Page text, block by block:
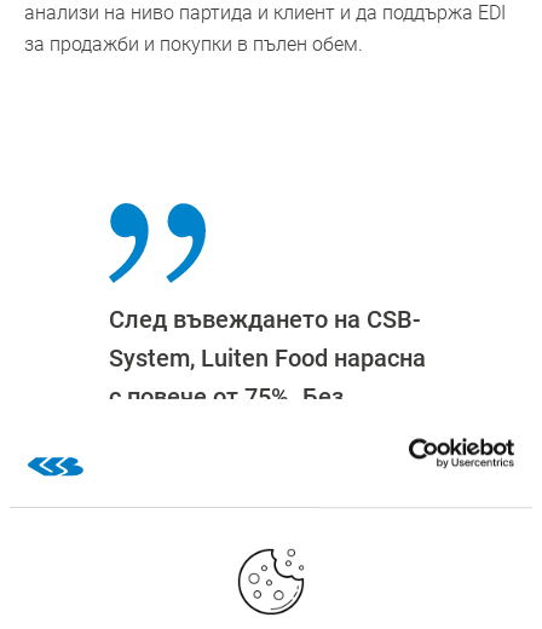
анализи на ниво партида и клиент и да поддържа EDI
за продажби и покупки в пълен обем.
След въвеждането на CSB-
System, Luiten Food нарасна
с повече от 75%. Без
възможно. "
Роалд Хайнсбрук
Ръководител Финанси